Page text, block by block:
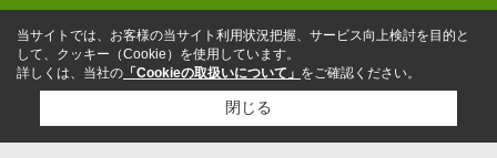
当サイトでは、お客様の当サイト利用状況把握、サービス向上検討を目的と
して、クッキー（Cookie）を使用しています。
詳しくは、当社の 「Cookieの取扱いについて」 をご確認ください。
閉じる